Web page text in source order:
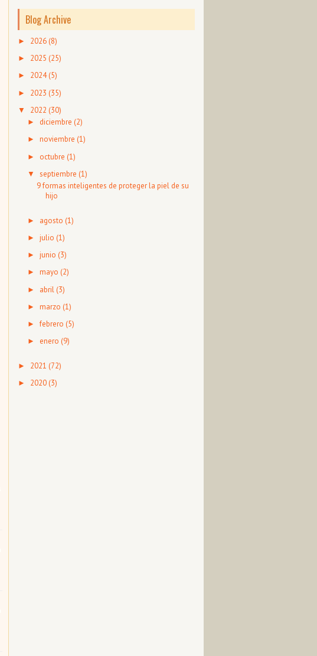
Blog Archive
► 2026 (8)
► 2025 (25)
► 2024 (5)
► 2023 (35)
▼ 2022 (30)
► diciembre (2)
► noviembre (1)
► octubre (1)
▼ septiembre (1)
9 formas inteligentes de proteger la piel de su
hijo
► agosto (1)
► julio (1)
► junio (3)
► mayo (2)
► abril (3)
► marzo (1)
►febrero (5)
► enero (9)
► 2021 (72)
► 2020 (3)